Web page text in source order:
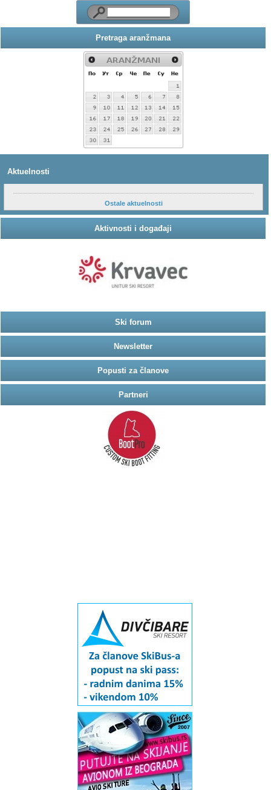
Pretraga aranžmana
Aktuelnosti
Ostale aktuelnosti
Aktivnosti i događaji
Ski forum
Newsletter
Popusti za članove
Partneri